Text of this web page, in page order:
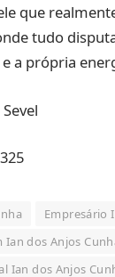
que
tudo
a própria
325
Empresário
Ian dos Anjos
Ian dos Anjos